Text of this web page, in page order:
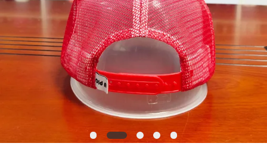
साइटमैप
PRIVACY
POLICY